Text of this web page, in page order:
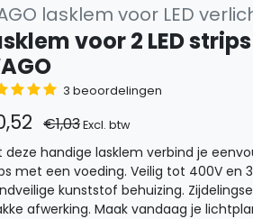
lasklem voor LED
voor 2 LED
3 beoordelingen
€1,03Excl. btw
deze handige lasklem verbind je
met een voeding. Veilig tot 400V en
kunststof behuizing.
afwerking. Maak vandaag je